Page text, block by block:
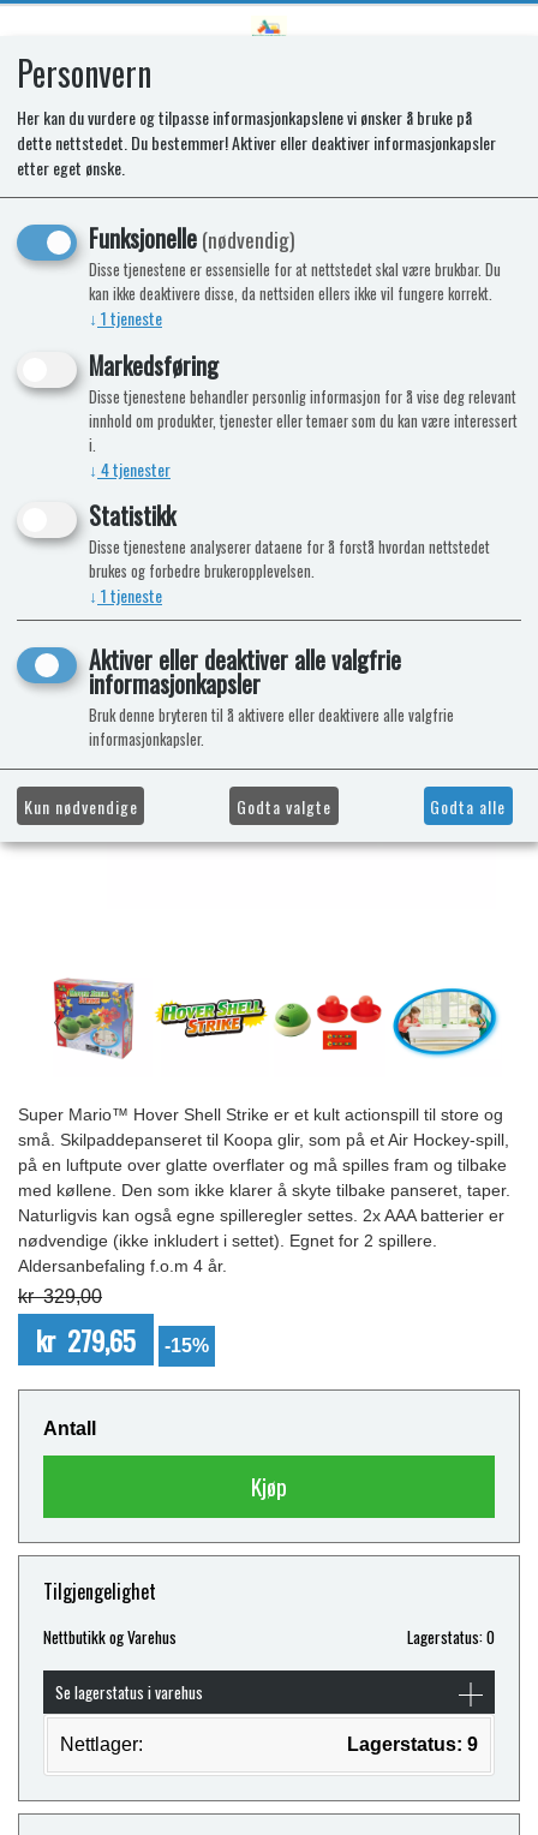
SUPER MARIO™ HOVER SHELL
STRIKE
• Actionfylt Hover Shell Strike Game,
lignende Air Hockey spill
• Med Koopas skilpaddepanser som puck
• Inkl. Air Hockey-puck og 2 håndtak
• For 2 spillere
Kampanje Nyhet -15%
Super Mario™ Hover Shell Strike er et kult actionspill til store og
små. Skilpaddepanseret til Koopa glir, som på et Air Hockey-spill,
på en luftpute over glatte overflater og må spilles fram og tilbake
med køllene. Den som ikke klarer å skyte tilbake panseret, taper.
Naturligvis kan også egne spilleregler settes. 2x AAA batterier er
nødvendige (ikke inkludert i settet). Egnet for 2 spillere.
Aldersanbefaling f.o.m 4 år.
kr 329,00
kr 279,65 -15%
Antall
Kjøp
Tilgjengelighet
Nettbutikk og Varehus Lagerstatus: 0
Se lagerstatus i varehus
Nettlager: Lagerstatus: 9
Personvern
Her kan du vurdere og tilpasse informasjonkapslene vi ønsker å bruke på
dette nettstedet. Du bestemmer! Aktiver eller deaktiver informasjonkapsler
etter eget ønske.
Funksjonelle(nødvendig)
Disse tjenestene er essensielle for at nettstedet skal være brukbar. Du
kan ikke deaktivere disse, da nettsiden ellers ikke vil fungere korrekt.
↓ 1tjeneste
Markedsføring
Disse tjenestene behandler personlig informasjon for å vise deg relevant
innhold om produkter, tjenester eller temaer som du kan være interessert
i.
↓ 4tjenester
Statistikk
Disse tjenestene analyserer dataene for å forstå hvordan nettstedet
brukes og forbedre brukeropplevelsen.
↓ 1tjeneste
Aktiver eller deaktiver alle valgfrie
informasjonkapsler
Bruk denne bryteren til å aktivere eller deaktivere alle valgfrie
informasjonkapsler.
Kun nødvendige Godta valgte Godta alle